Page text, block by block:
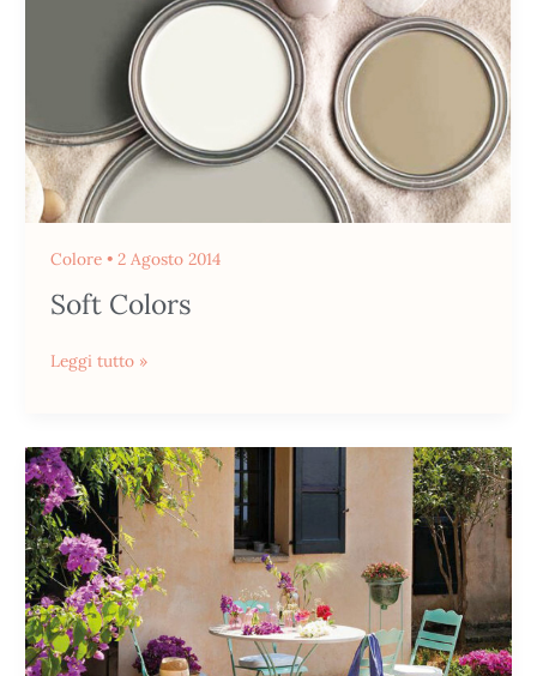
Colore• 2 Agosto 2014
Soft Colors
Leggi tutto »
Stile
Country